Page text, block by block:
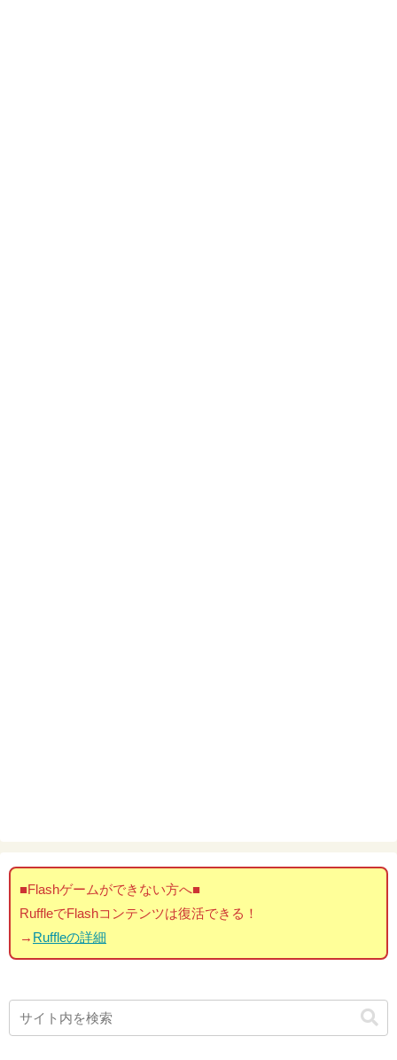
■Flashゲームができない方へ■
RuffleでFlashコンテンツは復活できる！
→ Ruffleの詳細